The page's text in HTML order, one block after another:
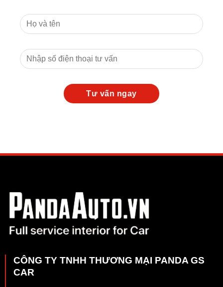
CÔNG TY TNHH THƯƠNG MẠI PANDA GS
CAR